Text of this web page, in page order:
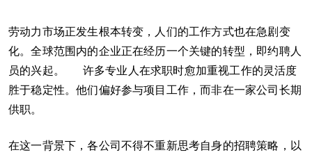
劳动力市场正发生根本转变，人们的工作方式也在急剧变
化。全球范围内的企业正在经历一个关键的转型，即约聘人
员的兴起。 许多专业人在求职时愈加重视工作的灵活度
胜于稳定性。他们偏好参与项目工作，而非在一家公司长期
供职。
在这一背景下，各公司不得不重新思考自身的招聘策略，以